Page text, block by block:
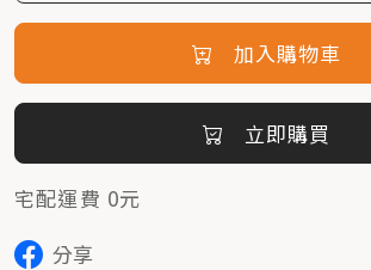
加入購物車
立即購買
宅配運費 0元
分享